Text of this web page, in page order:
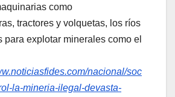
como
tractores y volquetas, los ríos
para explotar minerales como el
nacional/soc
la-mineria-ilegal-devasta-